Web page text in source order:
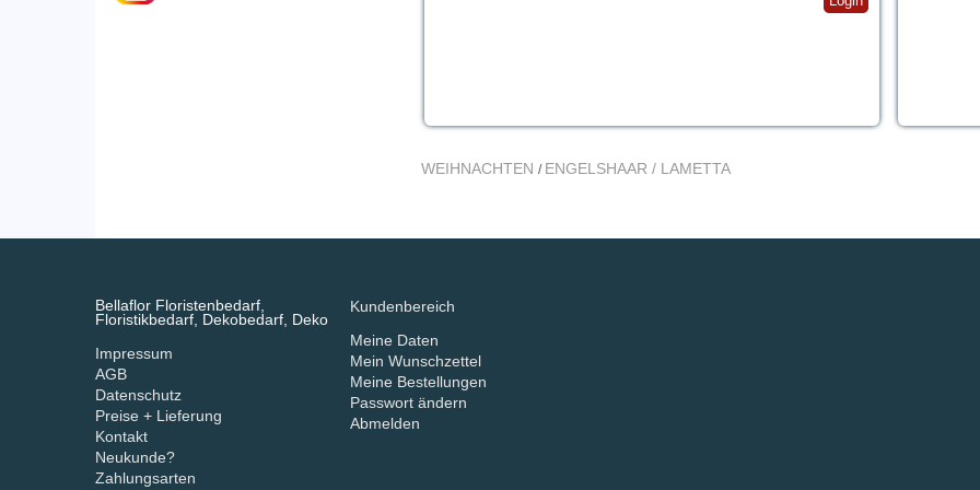
WEIHNACHTEN / ENGELSHAAR / LAMETTA
Bellaflor Floristenbedarf,
Floristikbedarf, Dekobedarf, Deko
Impressum
AGB
Datenschutz
Preise + Lieferung
Kontakt
Neukunde?
Zahlungsarten
Kundenbereich
Meine Daten
Mein Wunschzettel
Meine Bestellungen
Passwort ändern
Abmelden